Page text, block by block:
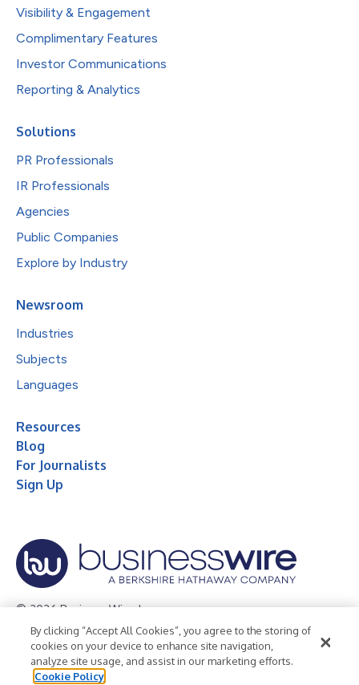
Visibility & Engagement
Complimentary Features
Investor Communications
Reporting & Analytics
Solutions
PR Professionals
IR Professionals
Agencies
Public Companies
Explore by Industry
Newsroom
Industries
Subjects
Languages
Resources
Blog
For Journalists
Sign Up
© 2026 Business Wire, Inc.
Privacy Policy Cookie Policy
Accessibility Statement
Terms of Use
Legal
By clicking “Accept All Cookies”, you agree to the storing of
cookies on your device to enhance site navigation,
analyze site usage, and assist in our marketing efforts.
Cookie Policy